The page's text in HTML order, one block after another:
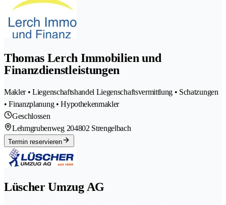
Thomas Lerch Immobilien und
Finanzdienstleistungen
Makler • Liegenschaftshandel Liegenschaftsvermittlung • Schatzungen
• Finanzplanung • Hypothekenmakler
Geschlossen
Lehmgrubenweg 204802 Strengelbach
Termin reservieren
Lüscher Umzug AG